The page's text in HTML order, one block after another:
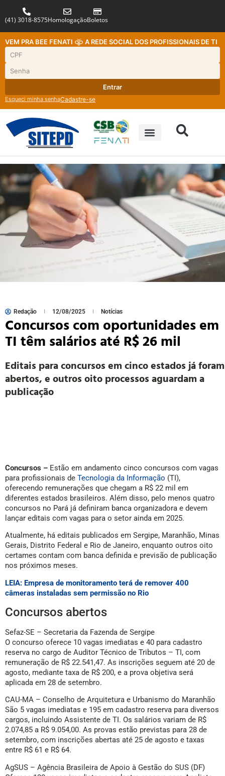
(41) 3018-8575HomologaçãoBoletos
VEM PRA BEE FENATI A REDE SOCIAL DOS PROFISSIONAIS DE TI
Entrar
Esqueci minha senhaCadastre-se
Redação 12/08/2025 Notícias
Concursos com oportunidades em
TI têm salários até R$ 26 mil
Editais para concursos em cinco estados já foram
abertos, e outros oito processos aguardam a
publicação
Concursos – Estão em andamento cinco concursos com vagas
para profissionais de Tecnologia da Informação (TI),
oferecendo remunerações que chegam a R$ 22 mil em
diferentes estados brasileiros. Além disso, pelo menos quatro
concursos no Pará já definiram banca organizadora e devem
lançar editais com vagas para o setor ainda em 2025.
Atualmente, há editais publicados em Sergipe, Maranhão, Minas
Gerais, Distrito Federal e Rio de Janeiro, enquanto outros oito
certames contam com banca definida e previsão de publicação
nos próximos meses.
LEIA: Empresa de monitoramento terá de remover 400
câmeras instaladas sem permissão no Rio
Concursos abertos
Sefaz-SE – Secretaria da Fazenda de Sergipe
O concurso oferece 10 vagas imediatas e 40 para cadastro
reserva no cargo de Auditor Técnico de Tributos – TI, com
remuneração de R$ 22.541,47. As inscrições seguem até 20 de
agosto, mediante taxa de R$ 200, e a prova objetiva será
aplicada em 28 de setembro.
CAU-MA – Conselho de Arquitetura e Urbanismo do Maranhão
São 5 vagas imediatas e 195 em cadastro reserva para diversos
cargos, incluindo Assistente de TI. Os salários variam de R$
2.074,85 a R$ 9.054,00. As provas estão previstas para 28 de
setembro, com inscrições abertas até 25 de agosto e taxas
entre R$ 61 e R$ 64.
AgSUS – Agência Brasileira de Apoio à Gestão do SUS (DF)